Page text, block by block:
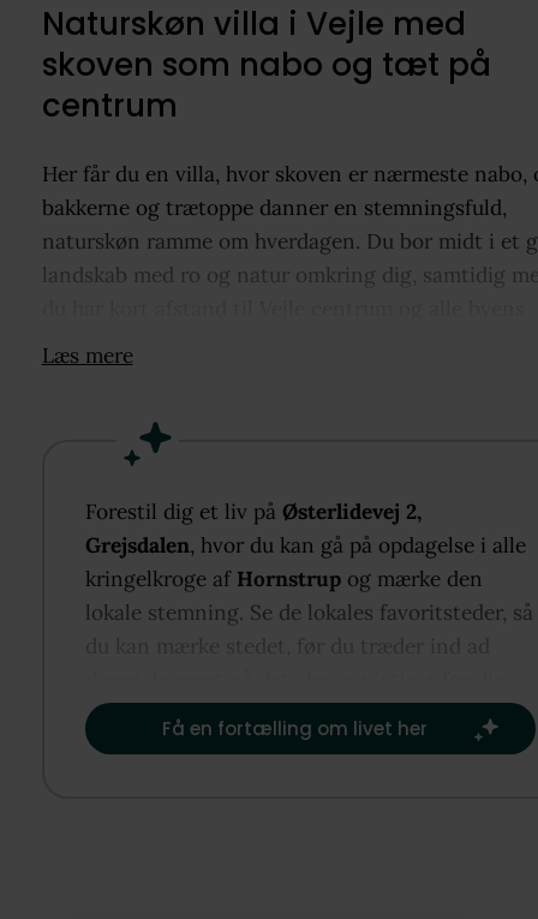
Naturskøn villa i Vejle med
skoven som nabo og tæt på
centrum
Her får du en villa, hvor skoven er nærmeste nabo,
bakkerne og trætoppe danner en stemningsfuld,
naturskøn ramme om hverdagen. Du bor midt i et
landskab med ro og natur omkring dig, samtidig
tilbud. Kombinationen af grønne omgivelser og
boligens naturlige samlingspunkt, hvor det åbne
og de store vinduespartier vender mod det grønne
landskab. Skov og bakker bliver en integreret del af
udsigten, og lyset og årstidernes skiften trækkes
indenfor. Fra køkkenalrummet er der direkte
sammen.
Læs mere
Forestil dig et liv på Østerlidevej 2,
Grejsdalen, hvor du kan gå på opdagelse i alle
kringelkroge af Hornstrup og mærke den
lokale stemning. Se de lokales favoritsteder, så
du kan mærke stedet, før du træder ind ad
Få en fortælling om livet her